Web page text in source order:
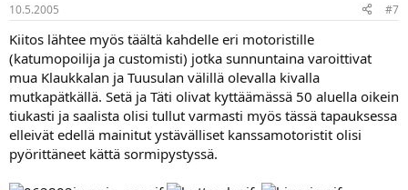
10.5.2005 #7
Kiitos lähtee myös täältä kahdelle eri motoristille
(katumopoilija ja customisti) jotka sunnuntaina varoittivat
mua Klaukkalan ja Tuusulan välillä olevalla kivalla
mutkapätkällä. Setä ja Täti olivat kyttäämässä 50 aluella oikein
tiukasti ja saalista olisi tullut varmasti myös tässä tapauksessa
elleivät edellä mainitut ystävälliset kanssamotoristit olisi
pyörittäneet kättä sormipystyssä.